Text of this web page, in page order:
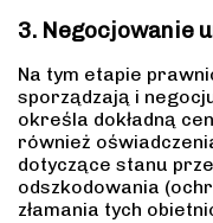
3. Negocjowanie
Na tym etapie
sporządzają i
określa dokładną
również
dotyczące stanu
odszkodowania
złamania tych